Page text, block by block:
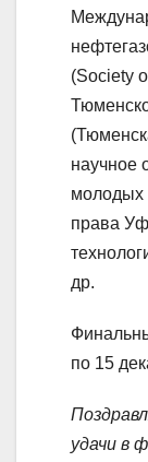
(Society
научное
молодых
права
др.
по 15
удачи в